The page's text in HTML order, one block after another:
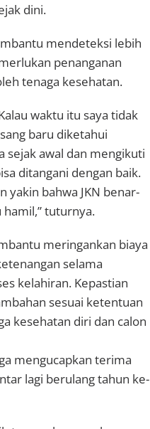
dini.
mendeteksi lebih
penanganan
tenaga kesehatan.
waktu itu saya tidak
baru diketahui
sejak awal dan mengikuti
ditangani dengan baik.
yakin bahwa JKN benar-
tuturnya.
meringankan biaya
selama
kelahiran. Kepastian
sesuai ketentuan
kesehatan diri dan calon
mengucapkan terima
lagi berulang tahun ke-